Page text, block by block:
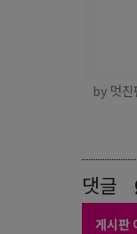
by 멋진
댓글
게시판